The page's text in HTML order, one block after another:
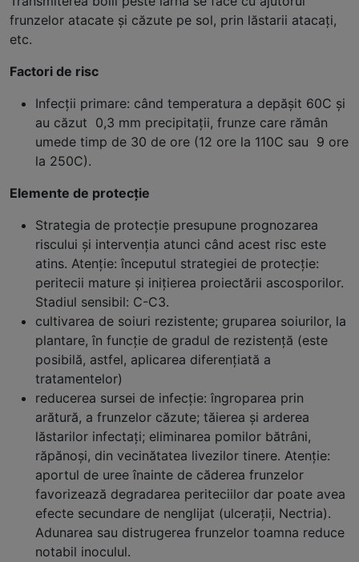
frunzelor atacate și căzute pe sol, prin lăstarii atacați,
etc.
Factori de risc
Infecţii primare: când temperatura a depăşit 60C şi
au căzut 0,3 mm precipitaţii, frunze care rămân
umede timp de 30 de ore (12 ore la 110C sau 9 ore
la 250C).
Elemente de protecţie
Strategia de protecţie presupune prognozarea
riscului şi intervenţia atunci când acest risc este
atins. Atenţie: începutul strategiei de protecţie:
peritecii mature şi iniţierea proiectării ascosporilor.
Stadiul sensibil: C-C3.
cultivarea de soiuri rezistente; gruparea soiurilor, la
plantare, în funcţie de gradul de rezistenţă (este
posibilă, astfel, aplicarea diferenţiată a
tratamentelor)
reducerea sursei de infecţie: îngroparea prin
arătură, a frunzelor căzute; tăierea şi arderea
lăstarilor infectaţi; eliminarea pomilor bătrâni,
răpănoşi, din vecinătatea livezilor tinere. Atenţie:
aportul de uree înainte de căderea frunzelor
favorizează degradarea periteciilor dar poate avea
efecte secundare de nenglijat (ulceraţii, Nectria).
Adunarea sau distrugerea frunzelor toamna reduce
notabil inoculul.